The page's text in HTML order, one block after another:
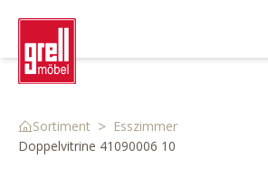
Sortiment > Esszimmer
Doppelvitrine 41090006 10